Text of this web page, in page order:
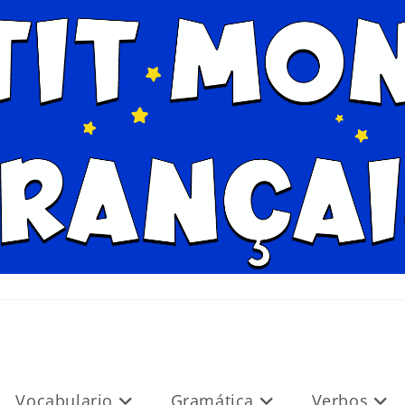
Vocabulario Gramática Verbos